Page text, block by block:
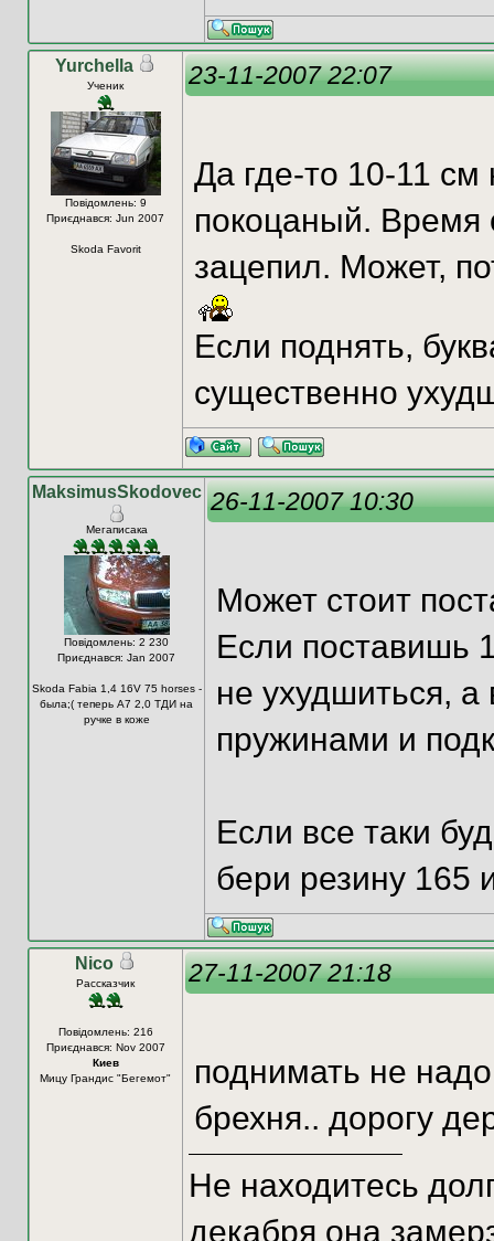
Yurchella
Ученик
Повідомлень: 9
Приєднався: Jun 2007
Skoda Favorit
23-11-2007 22:07
Да где-то 10-11
покоцаный. Время
зацепил. Может,
Если поднять,
существенно
MaksimusSkodovec
Мегаписака
Повідомлень: 2 230
Приєднався: Jan 2007
Skoda Fabia 1,4 16V 75 horses -
была;( теперь А7 2,0 ТДИ на
ручке в коже
26-11-2007 10:30
Может стоит
Если поставишь
не ухудшиться,
пружинами и
Если все таки
бери резину 165
Nico
Рассказчик
Повідомлень: 216
Приєднався: Nov 2007
Киев
Мицу Грандис "Бегемот"
27-11-2007 21:18
поднимать не
брехня.. дорогу
Не находитесь
декабря она